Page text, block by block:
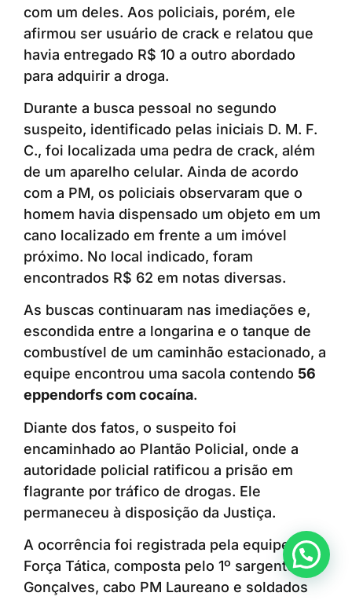
com um deles. Aos policiais, porém, ele
afirmou ser usuário de crack e relatou que
havia entregado R$ 10 a outro abordado
para adquirir a droga.
Durante a busca pessoal no segundo
suspeito, identificado pelas iniciais D. M. F.
C., foi localizada uma pedra de crack, além
de um aparelho celular. Ainda de acordo
com a PM, os policiais observaram que o
homem havia dispensado um objeto em um
cano localizado em frente a um imóvel
próximo. No local indicado, foram
encontrados R$ 62 em notas diversas.
As buscas continuaram nas imediações e,
escondida entre a longarina e o tanque de
combustível de um caminhão estacionado, a
equipe encontrou uma sacola contendo 56
eppendorfs com cocaína.
Diante dos fatos, o suspeito foi
encaminhado ao Plantão Policial, onde a
autoridade policial ratificou a prisão em
flagrante por tráfico de drogas. Ele
permaneceu à disposição da Justiça.
A ocorrência foi registrada pela equipe da
Força Tática, composta pelo 1º sargento PM
Gonçalves, cabo PM Laureano e soldados
Anunciar ou recomendar matéria